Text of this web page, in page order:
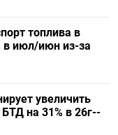
топлива в
в июл/июн из-за
увеличить
на 31% в 26г--